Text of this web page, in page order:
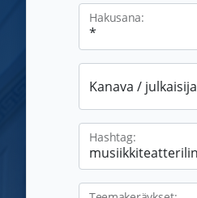
Hakusana:
Kanava /
Hashtag: